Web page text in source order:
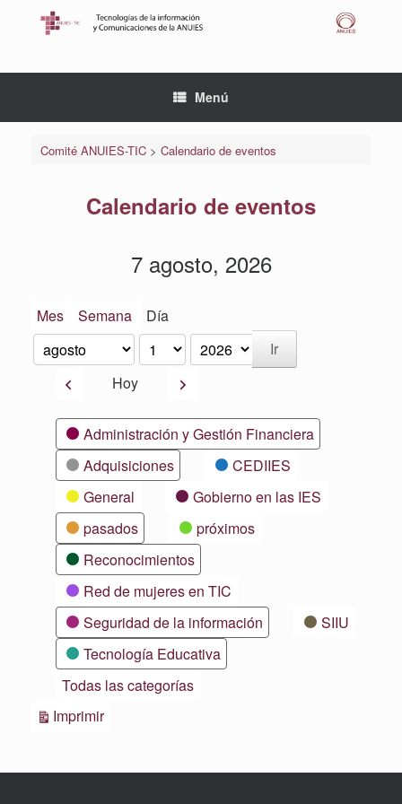
Menú
Comité ANUIES-TIC> Calendario de eventos
Calendario de eventos
7 agosto, 2026
Mes Semana Día
Mes
Día
Año
AnteriorHoy Siguiente
CategoríasAdministración y Gestión Financiera
Adquisiciones
CEDIIES
General
Gobierno en las IES
pasados
próximos
Reconocimientos
Red de mujeres en TIC
Seguridad de la información
SIIU
Tecnología Educativa
Todas las categorías
ImprimirVistas